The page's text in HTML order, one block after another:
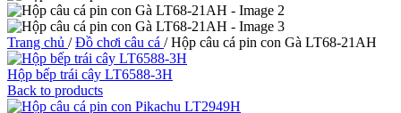
Trang chủ / Đồ chơi câu cá / Hộp câu cá pin con Gà LT68-21AH
Hộp bếp trái cây LT6588-3H
Back to products